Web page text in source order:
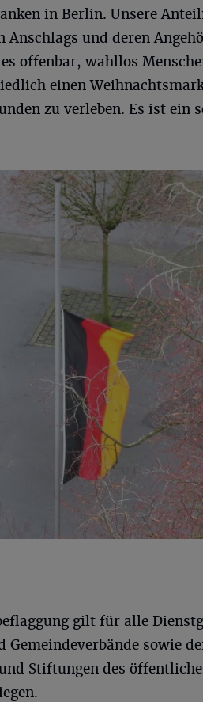
in Berlin. Unsere
Anschlags und deren
offenbar, wahllos
einen
zu verleben. Es ist ein
gilt für alle
Gemeindeverbände sowie
Stiftungen des